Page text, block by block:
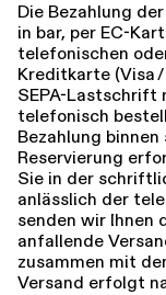
Die Bezahlung
in bar, per EC-
telefonischen
Kreditkarte (Visa
SEPA-Lastschrift
telefonisch
Bezahlung
Reservierung
Sie in der
anlässlich der
senden wir Ihnen
anfallende
zusammen mit
Versand erfolgt